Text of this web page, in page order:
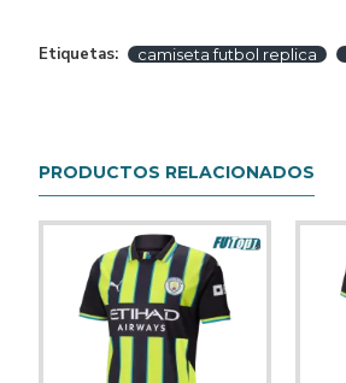
Etiquetas: camiseta futbol replica
PRODUCTOS RELACIONADOS